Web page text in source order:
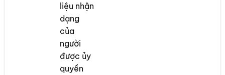
liệu nhận
dạng
của
người
được ủy
quyền